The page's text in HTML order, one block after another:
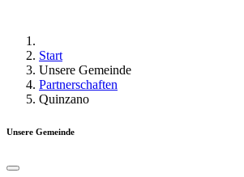
Start
Unsere Gemeinde
Partnerschaften
Quinzano
Unsere Gemeinde